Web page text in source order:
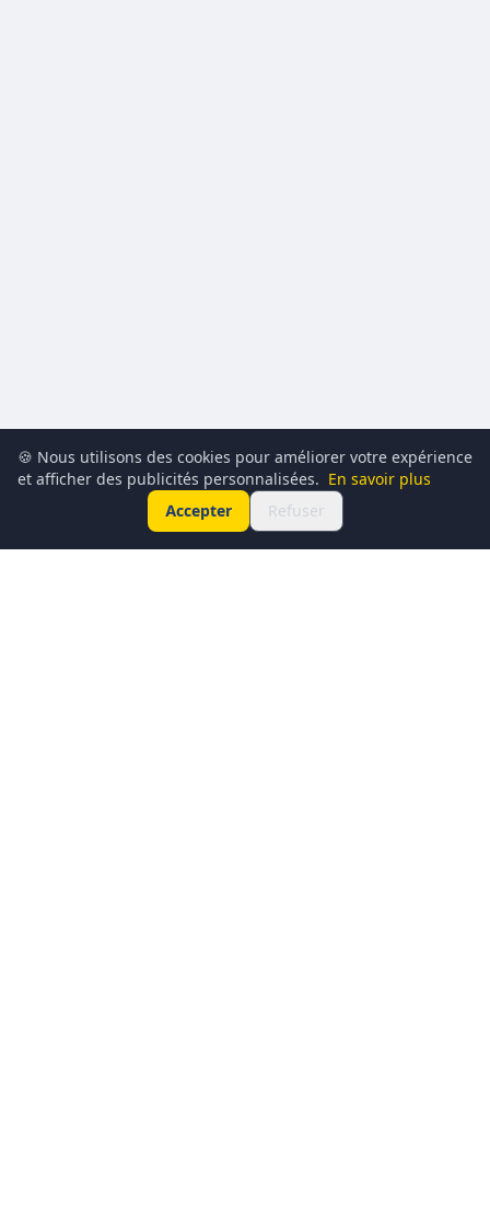
🍪 Nous utilisons des cookies pour améliorer votre expérience
et afficher des publicités personnalisées. En savoir plus
Accepter
Refuser